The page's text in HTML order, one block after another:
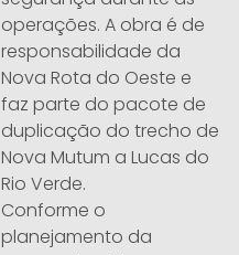
operações. A obra é de
responsabilidade da
Nova Rota do Oeste e
faz parte do pacote de
duplicação do trecho de
Nova Mutum a Lucas do
Rio Verde.
Conforme o
planejamento da